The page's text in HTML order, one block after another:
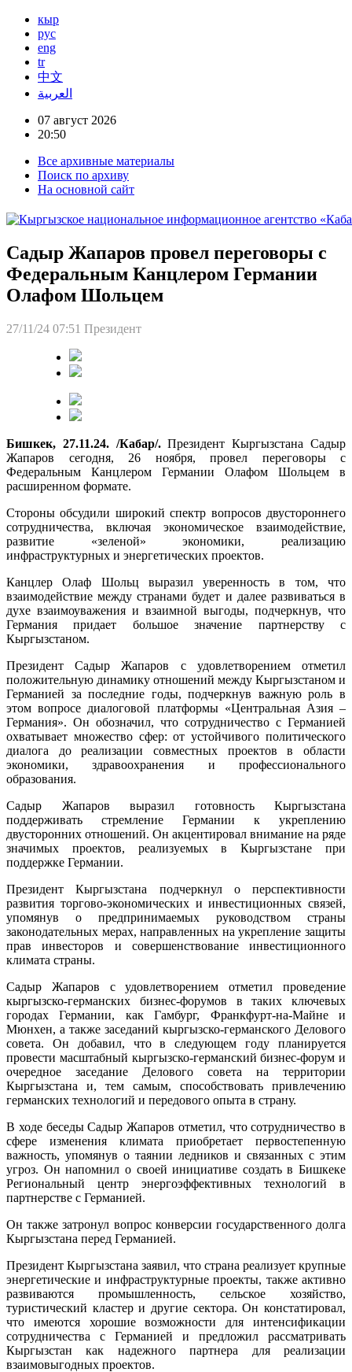
кыр
рус
eng
tr
中文
العربية
07 август 2026
20:50
Все архивные материалы
Поиск по архиву
На основной сайт
Садыр Жапаров провел переговоры с
Федеральным Канцлером Германии
Олафом Шольцем
27/11/24 07:51 Президент
Бишкек, 27.11.24. /Кабар/.Президент Кыргызстана Садыр
Жапаров сегодня, 26 ноября, провел переговоры с
Федеральным Канцлером Германии Олафом Шольцем в
расширенном формате.
Стороны обсудили широкий спектр вопросов двустороннего
сотрудничества, включая экономическое взаимодействие,
развитие «зеленой» экономики, реализацию
инфраструктурных и энергетических проектов.
Канцлер Олаф Шольц выразил уверенность в том, что
взаимодействие между странами будет и далее развиваться в
духе взаимоуважения и взаимной выгоды, подчеркнув, что
Германия придает большое значение партнерству с
Кыргызстаном.
Президент Садыр Жапаров с удовлетворением отметил
положительную динамику отношений между Кыргызстаном и
Германией за последние годы, подчеркнув важную роль в
этом вопросе диалоговой платформы «Центральная Азия –
Германия». Он обозначил, что сотрудничество с Германией
охватывает множество сфер: от устойчивого политического
диалога до реализации совместных проектов в области
экономики, здравоохранения и профессионального
образования.
Садыр Жапаров выразил готовность Кыргызстана
поддерживать стремление Германии к укреплению
двусторонних отношений. Он акцентировал внимание на ряде
значимых проектов, реализуемых в Кыргызстане при
поддержке Германии.
Президент Кыргызстана подчеркнул о перспективности
развития торгово-экономических и инвестиционных связей,
упомянув о предпринимаемых руководством страны
законодательных мерах, направленных на укрепление защиты
прав инвесторов и совершенствование инвестиционного
климата страны.
Садыр Жапаров с удовлетворением отметил проведение
кыргызско-германских бизнес-форумов в таких ключевых
городах Германии, как Гамбург, Франкфурт-на-Майне и
Мюнхен, а также заседаний кыргызско-германского Делового
совета. Он добавил, что в следующем году планируется
провести масштабный кыргызско-германский бизнес-форум и
очередное заседание Делового совета на территории
Кыргызстана и, тем самым, способствовать привлечению
германских технологий и передового опыта в страну.
В ходе беседы Садыр Жапаров отметил, что сотрудничество в
сфере изменения климата приобретает первостепенную
важность, упомянув о таянии ледников и связанных с этим
угроз. Он напомнил о своей инициативе создать в Бишкеке
Региональный центр энергоэффективных технологий в
партнерстве с Германией.
Он также затронул вопрос конверсии государственного долга
Кыргызстана перед Германией.
Президент Кыргызстана заявил, что страна реализует крупные
энергетические и инфраструктурные проекты, также активно
развиваются промышленность, сельское хозяйство,
туристический кластер и другие сектора. Он констатировал,
что имеются хорошие возможности для интенсификации
сотрудничества с Германией и предложил рассматривать
Кыргызстан как надежного партнера для реализации
взаимовыгодных проектов.